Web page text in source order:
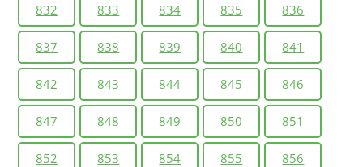
832 833 834 835 836
837 838 839 840 841
842 843 844 845 846
847 848 849 850 851
852 853 854 855 856